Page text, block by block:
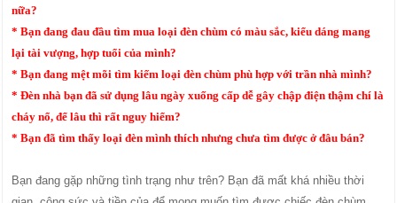
nữa?
* Bạn đang đau đầu tìm mua loại đèn chùm có màu sắc, kiểu dáng mang
lại tài vượng, hợp tuổi của mình?
* Bạn đang mệt mõi tìm kiếm loại đèn chùm phù hợp với trần nhà mình?
* Đèn nhà bạn đã sử dụng lâu ngày xuống cấp dễ gây chập điện thậm chí là
cháy nổ, để lâu thì rất nguy hiểm?
* Bạn đã tìm thấy loại đèn mình thích nhưng chưa tìm được ở đâu bán?
Bạn đang gặp những tình trạng như trên? Bạn đã mất khá nhiều thời